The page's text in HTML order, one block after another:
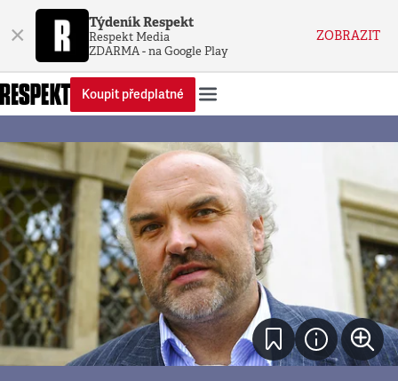
× Týdeník Respekt
Respekt Media
ZDARMA - na Google Play
ZOBRAZIT
Koupit předplatné